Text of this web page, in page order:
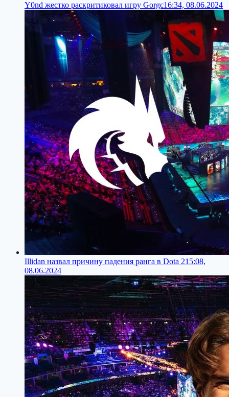
Y0nd жестко раскритиковал игру Gorgc16:34, 08.06.2024
Illidan назвал причину падения ранга в Dota 215:08,
08.06.2024